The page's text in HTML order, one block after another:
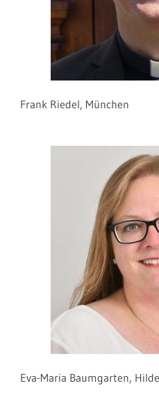
Frank Riedel, München
Eva-Maria Baumgarten,